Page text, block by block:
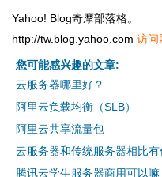
Yahoo! Blog奇摩部落格。
http://tw.blog.yahoo.com 访问
您可能感兴趣的文章:
云服务器哪里好？
阿里云负载均衡（SLB）
阿里云共享流量包
云服务器和传统服务器相比有
腾讯云学生服务器商用可以嘛